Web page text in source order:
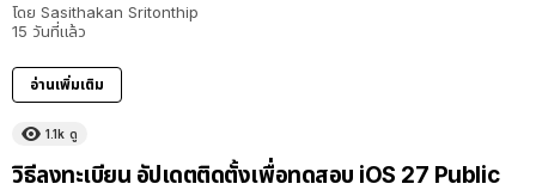
โดย Sasithakan Sritonthip
15 วันที่แล้ว
อ่านเพิ่มเติม
1.1k ดู
วิธีลงทะเบียน อัปเดตติดตั้งเพื่อทดสอบ iOS 27 Public